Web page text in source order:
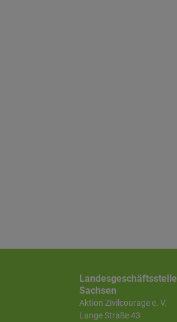
Landesgeschäftsstelle
Sachsen
Aktion Zivilcourage e. V.
Lange Straße 43